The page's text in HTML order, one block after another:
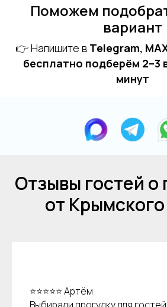
Поможем
вариант
👉 Напишите в Telegram,
бесплатно подберём 2–3
минут
Отзывы гостей о
от
⭐⭐⭐⭐⭐ Артём